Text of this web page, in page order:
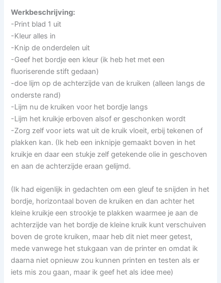
Werkbeschrijving:
-Print blad 1 uit
-Kleur alles in
-Knip de onderdelen uit
-Geef het bordje een kleur (ik heb het met een
fluoriserende stift gedaan)
-doe lijm op de achterzijde van de kruiken (alleen langs de
onderste rand)
-Lijm nu de kruiken voor het bordje langs
-Lijm het kruikje erboven alsof er geschonken wordt
-Zorg zelf voor iets wat uit de kruik vloeit, erbij tekenen of
plakken kan. (Ik heb een inknipje gemaakt boven in het
kruikje en daar een stukje zelf getekende olie in geschoven
en aan de achterzijde eraan gelijmd.
(Ik had eigenlijk in gedachten om een gleuf te snijden in het
bordje, horizontaal boven de kruiken en dan achter het
kleine kruikje een strookje te plakken waarmee je aan de
achterzijde van het bordje de kleine kruik kunt verschuiven
boven de grote kruiken, maar heb dit niet meer getest,
mede vanwege het stukgaan van de printer en omdat ik
daarna niet opnieuw zou kunnen printen en testen als er
iets mis zou gaan, maar ik geef het als idee mee)